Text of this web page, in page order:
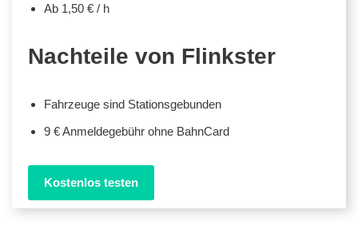
Ab 1,50 € / h
Nachteile von Flinkster
Fahrzeuge sind Stationsgebunden
9 € Anmeldegebühr ohne BahnCard
Kostenlos testen